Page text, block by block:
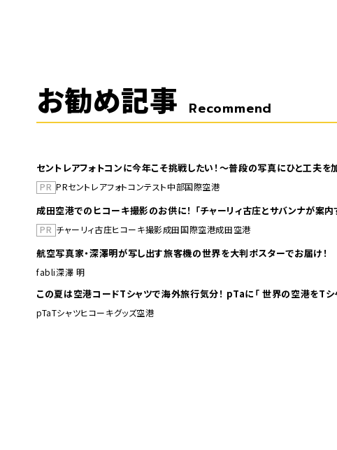
お勧め記事 Recommend
セントレアフォトコンに今年こそ挑戦したい！～普段の写真にひと工夫を
PR PRセントレアフォトコンテスト中部国際空港
成田空港でのヒコーキ撮影のお供に！ 「チャーリィ古庄とサバンナが案
PR チャーリィ古庄ヒコーキ撮影成田国際空港成田空港
航空写真家・深澤明が写し出す旅客機の世界を大判ポスターでお届け！
fabli深澤 明
この夏は空港コードTシャツで海外旅行気分！
pTaTシャツヒコーキグッズ空港